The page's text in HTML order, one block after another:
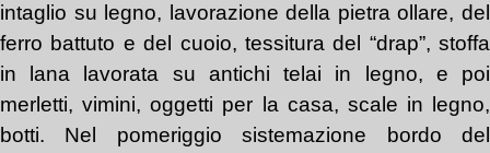
intaglio su legno, lavorazione della pietra ollare, del
ferro battuto e del cuoio, tessitura del “drap”, stoffa
in lana lavorata su antichi telai in legno, e poi
merletti, vimini, oggetti per la casa, scale in legno,
botti. Nel pomeriggio sistemazione bordo del